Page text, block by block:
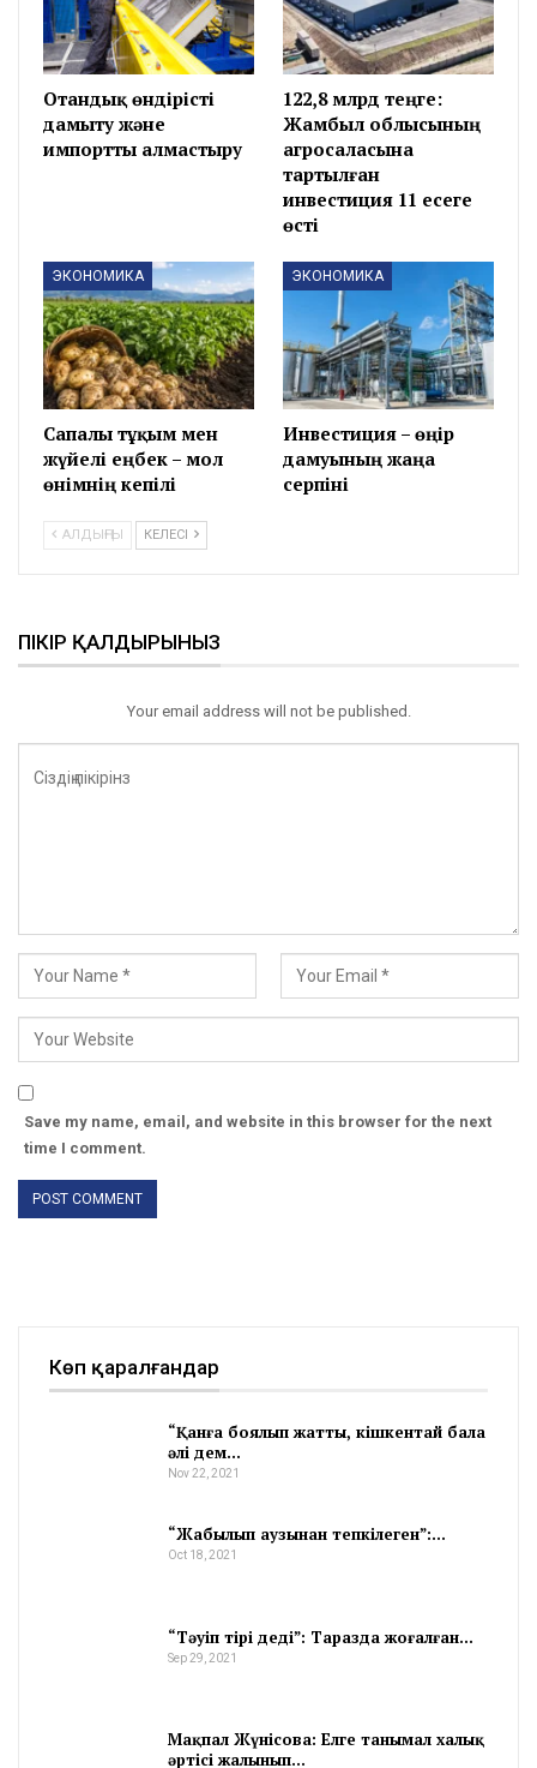
Отандық өндірісті
дамыту және
импортты алмастыру
122,8 млрд теңге:
Жамбыл облысының
агросаласына
тартылған
инвестиция 11 есеге
өсті
ЭКОНОМИКА
Сапалы тұқым мен
жүйелі еңбек – мол
өнімнің кепілі
ЭКОНОМИКА
Инвестиция – өңір
дамуының жаңа
серпіні
АЛДЫҢҒЫ КЕЛЕСІ
ПІКІР ҚАЛДЫРЫНЫЗ
Your email address will not be published.
Save my name, email, and website in this browser for the next
time I comment.
Көп қаралғандар
“Қанға боялып жатты, кішкентай бала
әлі дем…
Nov 22, 2021
“Жабылып аузынан тепкілеген”:…
Oct 18, 2021
“Тәуіп тірі деді”: Таразда жоғалған…
Sep 29, 2021
Мақпал Жүнісова: Елге танымал халық
әртісі жалынып…